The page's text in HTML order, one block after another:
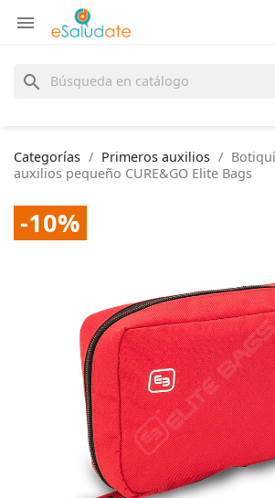

search
Categorías Primeros auxilios
auxilios pequeño CURE&GO Elite Bags
-10%